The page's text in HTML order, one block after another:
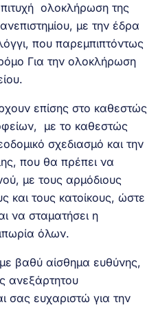
ολοκλήρωση της
με την έδρα
που παρεμπιπτόντως
Για την ολοκλήρωση
επίσης στο καθεστώς
με το καθεστώς
σχεδιασμό και την
που θα πρέπει να
με τους αρμόδιους
και τους κατοίκους, ώστε
να σταματήσει η
όλων.
βαθύ αίσθημα ευθύνης,
ανεξάρτητου
σας ευχαριστώ για την